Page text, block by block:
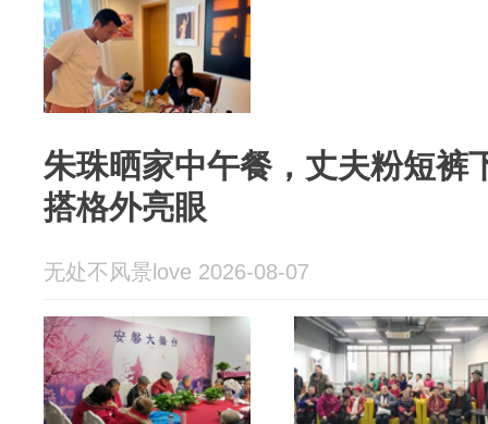
朱珠晒家中午餐，丈夫粉短裤
搭格外亮眼
无处不风景love 2026-08-07